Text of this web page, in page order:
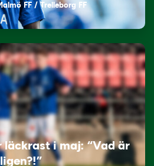
FF / Trelleborg FF
i maj: “Vad är